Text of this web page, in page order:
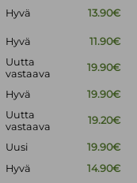
Hyvä 13.90€
Hyvä 11.90€
Uutta
vastaava
19.90€
Hyvä 19.90€
Uutta
vastaava
19.20€
Uusi
19.90€
Hyvä
14.90€